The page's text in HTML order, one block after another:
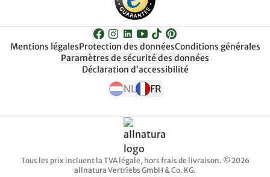
Mentions légalesProtection des donnéesConditions générales
Paramètres de sécurité des données
Déclaration d’accessibilité
NL FR
Tous les prix incluent la TVA légale, hors frais de livraison. © 2026
allnatura Vertriebs GmbH & Co. KG.